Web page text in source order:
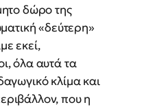
δώρο της
«δεύτερη»
εκεί,
όλα αυτά τα
κλίμα και
που η